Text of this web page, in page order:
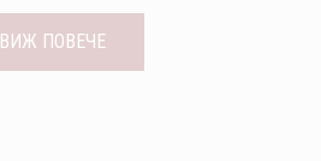
ВИЖ ПОВЕЧЕ